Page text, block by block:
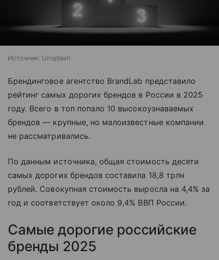
Источник: Unsplash
Брендинговое агентство BrandLab представило
рейтинг самых дорогих брендов в России в 2025
году. Всего в топ попало 10 высокоузнаваемых
брендов — крупные, но малоизвестные компании
не рассматривались.
По данным источника, общая стоимость десяти
самых дорогих брендов составила 18,8 трлн
рублей. Совокупная стоимость выросла на 4,4% за
год и соответствует около 9,4% ВВП России.
Самые дорогие российские
бренды 2025